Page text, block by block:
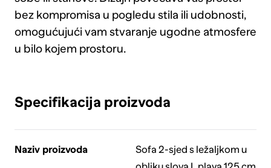
bez kompromisa u pogledu stila ili udobnosti,
omogućujući vam stvaranje ugodne atmosfere
u bilo kojem prostoru.
Specifikacija proizvoda
Naziv proizvoda
Sofa 2-sjed s ležaljkom u